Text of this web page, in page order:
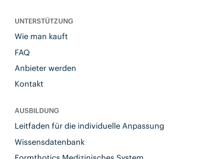
UNTERSTÜTZUNG
Wie man kauft
FAQ
Anbieter werden
Kontakt
AUSBILDUNG
Leitfaden für die individuelle Anpassung
Wissensdatenbank